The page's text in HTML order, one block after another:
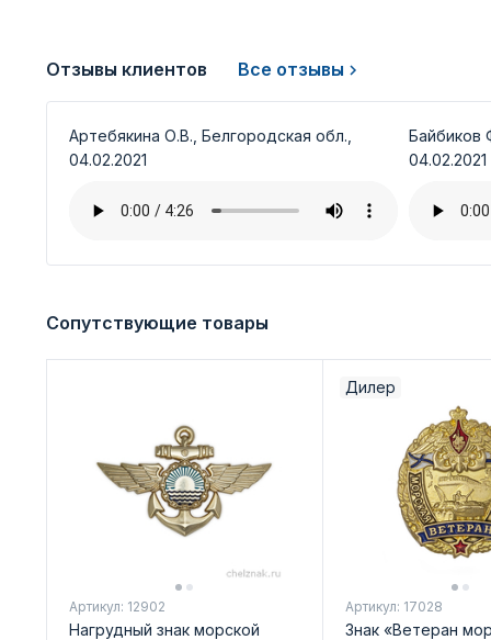
Отзывы клиентов Все отзывы
Артебякина О.В., Белгородская обл.,
04.02.2021
Байбиков
04.02.2021
Сопутствующие товары
Артикул: 12902
Нагрудный знак морской
Дилер
Артикул: 17028
Знак «Ветеран